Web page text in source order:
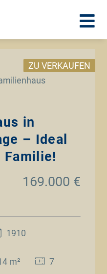
ZU VERKAUFEN
in
– Ideal
169.000 €
1910
m² 7